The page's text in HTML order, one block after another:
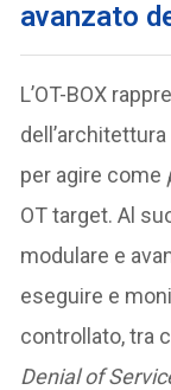
avanzato
L’OT-BOX
per agire come
OT target. Al
modulare e
eseguire e
controllato, tra
Denial of